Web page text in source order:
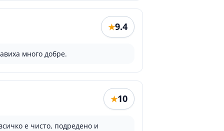
★9.4
много добре.
★10
е чисто, подредено и